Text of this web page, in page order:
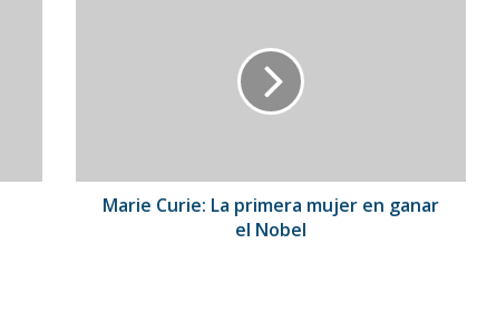
Nobel
Marie Curie: La primera mujer en ganar
el Nobel